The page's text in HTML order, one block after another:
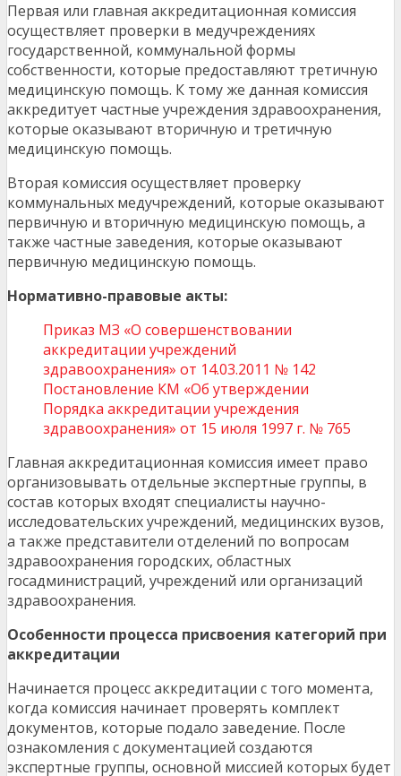
Первая или главная аккредитационная комиссия
осуществляет проверки в медучреждениях
государственной, коммунальной формы
собственности, которые предоставляют третичную
медицинскую помощь. К тому же данная комиссия
аккредитует частные учреждения здравоохранения,
которые оказывают вторичную и третичную
медицинскую помощь.
Вторая комиссия осуществляет проверку
коммунальных медучреждений, которые оказывают
первичную и вторичную медицинскую помощь, а
также частные заведения, которые оказывают
первичную медицинскую помощь.
Нормативно-правовые акты:
Приказ МЗ «О совершенствовании
аккредитации учреждений
здравоохранения» от 14.03.2011 № 142
Постановление КМ «Об утверждении
Порядка аккредитации учреждения
здравоохранения» от 15 июля 1997 г. № 765
Главная аккредитационная комиссия имеет право
организовывать отдельные экспертные группы, в
состав которых входят специалисты научно-
исследовательских учреждений, медицинских вузов,
а также представители отделений по вопросам
здравоохранения городских, областных
госадминистраций, учреждений или организаций
здравоохранения.
Особенности процесса присвоения категорий при
аккредитации
Начинается процесс аккредитации с того момента,
когда комиссия начинает проверять комплект
документов, которые подало заведение. После
ознакомления с документацией создаются
экспертные группы, основной миссией которых будет